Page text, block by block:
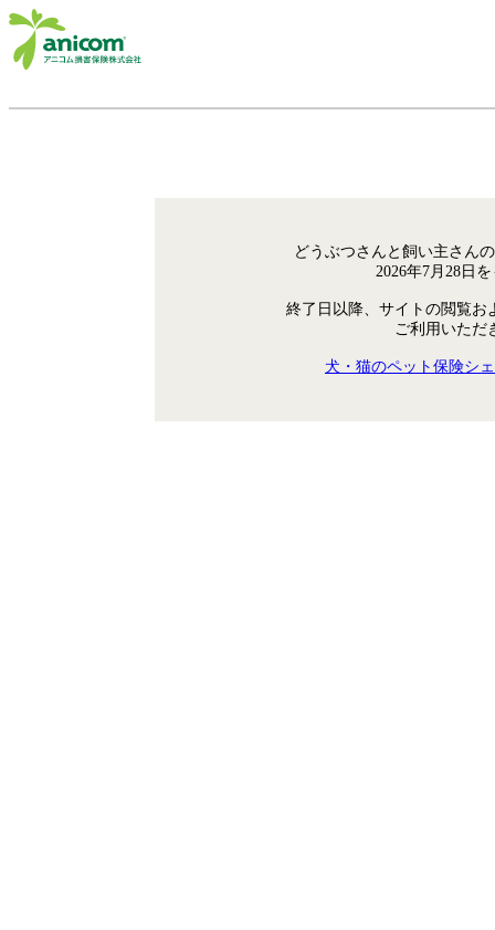
どうぶつさんと飼い主さん
2026年7月28日
終了日以降、サイトの閲覧お
ご利用いただ
犬・猫のペット保険シ